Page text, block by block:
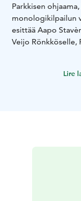
Parkkisen
monologikilpailun
esittää Aapo
Veijo Rönkköselle,
Rönkkösestä Lire